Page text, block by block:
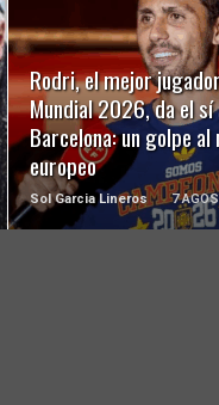
Rodri, el mejor
Mundial 2026, da el sí
Barcelona: un golpe
europeo
Sol Garcia Lineros 7
LEER MÁS